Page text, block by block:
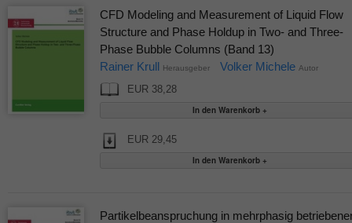
CFD Modeling and Measurement of Liquid Flow
Structure and Phase Holdup in Two- and Three-
Phase Bubble Columns (Band 13)
Rainer Krull Herausgeber Volker Michele Autor
EUR 38,28
EUR 29,45
Partikelbeanspruchung in mehrphasig